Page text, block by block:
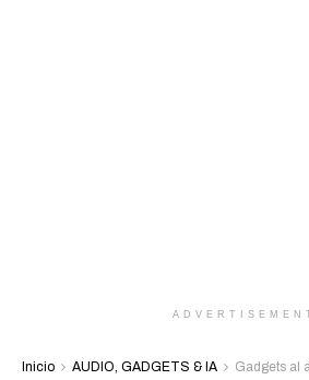
Inicio AUDIO, GADGETS & IA Gadgets al